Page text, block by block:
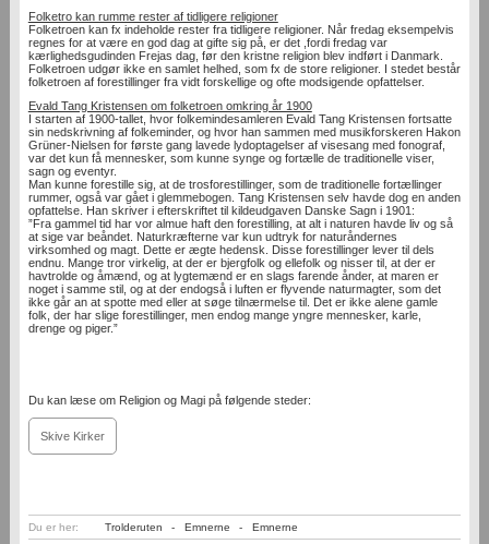
Folketro kan rumme rester af tidligere religioner
Folketroen kan fx indeholde rester fra tidligere religioner. Når fredag eksempelvis
regnes for at være en god dag at gifte sig på, er det ,fordi fredag var
kærlighedsgudinden Frejas dag, før den kristne religion blev indført i Danmark.
Folketroen udgør ikke en samlet helhed, som fx de store religioner. I stedet består
folketroen af forestillinger fra vidt forskellige og ofte modsigende opfattelser.
Evald Tang Kristensen om folketroen omkring år 1900
I starten af 1900-tallet, hvor folkemindesamleren Evald Tang Kristensen fortsatte
sin nedskrivning af folkeminder, og hvor han sammen med musikforskeren Hakon
Grüner-Nielsen for første gang lavede lydoptagelser af visesang med fonograf,
var det kun få mennesker, som kunne synge og fortælle de traditionelle viser,
sagn og eventyr.
Man kunne forestille sig, at de trosforestillinger, som de traditionelle fortællinger
rummer, også var gået i glemmebogen. Tang Kristensen selv havde dog en anden
opfattelse. Han skriver i efterskriftet til kildeudgaven Danske Sagn i 1901:
”Fra gammel tid har vor almue haft den forestilling, at alt i naturen havde liv og så
at sige var beåndet. Naturkræfterne var kun udtryk for naturåndernes
virksomhed og magt. Dette er ægte hedensk. Disse forestillinger lever til dels
endnu. Mange tror virkelig, at der er bjergfolk og ellefolk og nisser til, at der er
havtrolde og åmænd, og at lygtemænd er en slags farende ånder, at maren er
noget i samme stil, og at der endogså i luften er flyvende naturmagter, som det
ikke går an at spotte med eller at søge tilnærmelse til. Det er ikke alene gamle
folk, der har slige forestillinger, men endog mange yngre mennesker, karle,
drenge og piger.”
Du kan læse om Religion og Magi på følgende steder:
Skive Kirker
Du er her: Trolderuten - Emnerne - Emnerne